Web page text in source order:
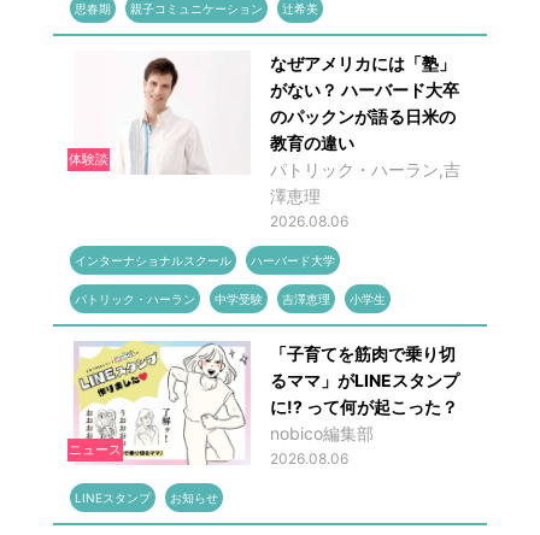
思春期 親子コミュニケーション 辻希美
体験談
なぜアメリカには「塾」
がない？ ハーバード大卒
のパックンが語る日米の
教育の違い
パトリック・ハーラン,吉
澤恵理
2026.08.06
インターナショナルスクール ハーバード大学
パトリック・ハーラン 中学受験 吉澤恵理 小学生
ニュース
「子育てを筋肉で乗り切
るママ」がLINEスタンプ
に!? って何が起こった？
nobico編集部
2026.08.06
LINEスタンプ お知らせ